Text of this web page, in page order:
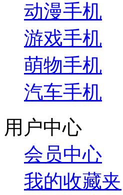
动漫手机
游戏手机
萌物手机
汽车手机
用户中心
会员中心
我的收藏夹